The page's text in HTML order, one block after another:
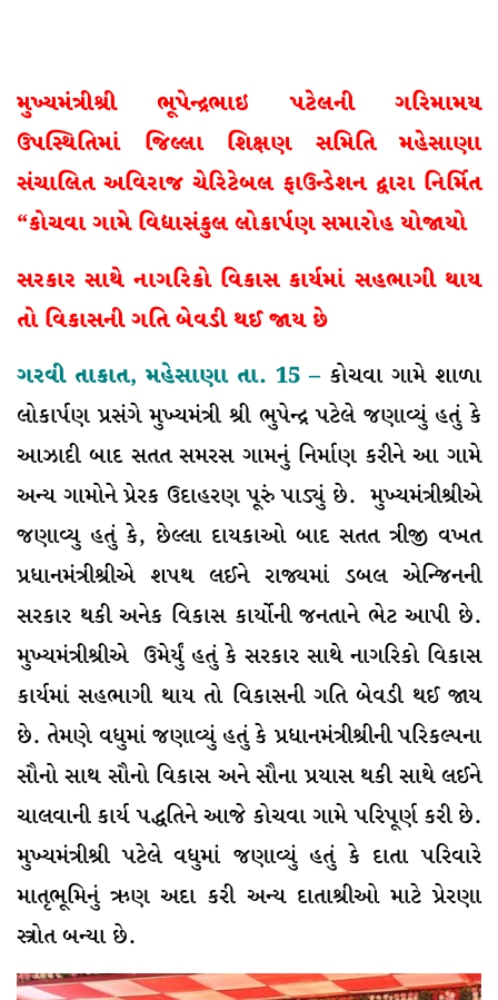
મુખ્યમંત્રીશ્રી ભૂપેન્દ્રભાઇ પટેલની ગરિમામય
ઉપસ્થિતિમાં જિલ્લા શિક્ષણ સમિતિ મહેસાણા
સંચાલિત અવિરાજ ચેરિટેબલ ફાઉન્ડેશન દ્વારા નિર્મિત
“કોચવા ગામે વિદ્યાસંકુલ લોકાર્પણ સમારોહ યોજાયો
સરકાર સાથે નાગરિકો વિકાસ કાર્યમાં સહભાગી થાય
તો વિકાસની ગતિ બેવડી થઈ જાય છે
ગરવી તાકાત, મહેસાણા તા. 15 –કોચવા ગામે શાળા
લોકાર્પણ પ્રસંગે મુખ્યમંત્રી શ્રી ભુપેન્દ્ર પટેલે જણાવ્યું હતું કે
આઝાદી બાદ સતત સમરસ ગામનું નિર્માણ કરીને આ ગામે
અન્ય ગામોને પ્રેરક ઉદાહરણ પૂરું પાડ્યું છે. મુખ્યમંત્રીશ્રીએ
જણાવ્યુ હતું કે, છેલ્લા દાયકાઓ બાદ સતત ત્રીજી વખત
પ્રધાનમંત્રીશ્રીએ શપથ લઈને રાજ્યમાં ડબલ એન્જિનની
સરકાર થકી અનેક વિકાસ કાર્યોની જનતાને ભેટ આપી છે.
મુખ્યમંત્રીશ્રીએ ઉમેર્યું હતું કે સરકાર સાથે નાગરિકો વિકાસ
કાર્યમાં સહભાગી થાય તો વિકાસની ગતિ બેવડી થઈ જાય
છે. તેમણે વધુમાં જણાવ્યું હતું કે પ્રધાનમંત્રીશ્રીની પરિકલ્પના
સૌનો સાથ સૌનો વિકાસ અને સૌના પ્રયાસ થકી સાથે લઈને
ચાલવાની કાર્ય પદ્ધતિને આજે કોચવા ગામે પરિપૂર્ણ કરી છે.
મુખ્યમંત્રીશ્રી પટેલે વધુમાં જણાવ્યું હતું કે દાતા પરિવારે
માતૃભૂમિનું ઋણ અદા કરી અન્ય દાતાશ્રીઓ માટે પ્રેરણા
સ્ત્રોત બન્યા છે.